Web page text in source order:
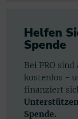
Helfen
Spende
Bei PRO
kostenlos -
finanziert
Spende.